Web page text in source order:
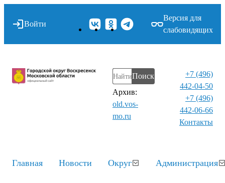
Войти
Версия для
слабовидящих
Поиск
Архив:
old.vos-
mo.ru
+7 (496)
442-04-50
+7 (496)
442-06-66
Контакты⁠
Главная Новости Округ Администрация